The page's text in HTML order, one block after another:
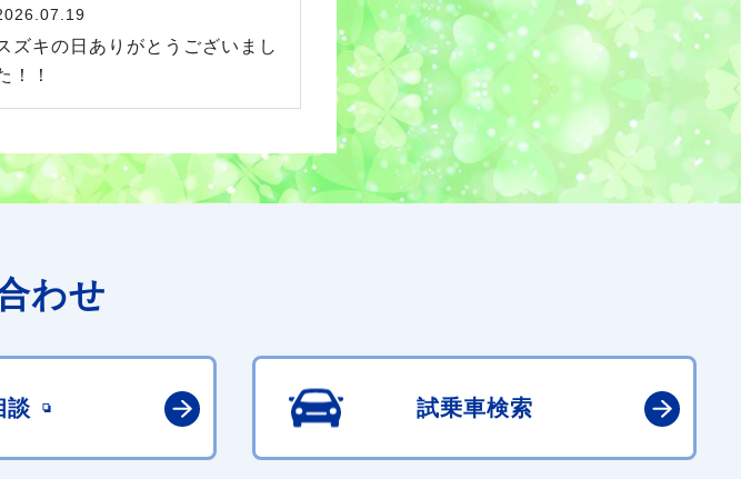
ズキの日ありがとうございまし
！！
わせ
談 試乗車検索